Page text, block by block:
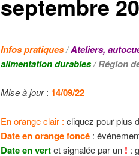
septembre
Infos pratiques/Ateliers,
alimentation durables/ Région
Mise à jour: 14/09/22
En orange clair : cliquez pour plus
Date en orange foncé:
Date en vertet signalée par un ! :